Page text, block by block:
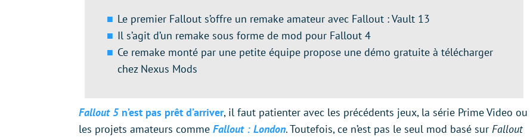
Le premier Fallout s’offre un remake amateur avec Fallout : Vault 13
Il s’agit d’un remake sous forme de mod pour Fallout 4
Ce remake monté par une petite équipe propose une démo gratuite à télécharger
chez Nexus Mods
Fallout 5 n’est pas prêt d’arriver, il faut patienter avec les précédents jeux, la série Prime Video ou
les projets amateurs comme Fallout : London. Toutefois, ce n’est pas le seul mod basé sur Fallout